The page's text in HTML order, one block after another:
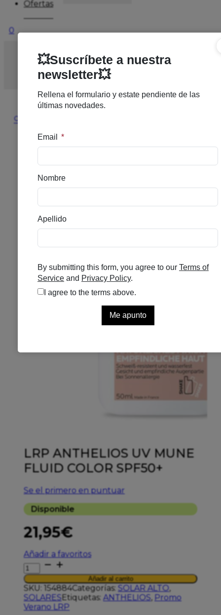
Ofertas
0
Inicio/SOLARES/SOLAR ALTO/LRP ANTHELIOS
UV MUNE FLUID COLOR SPF50+
🔍
LRP ANTHELIOS UV MUNE
FLUID COLOR SPF50+
Se el primero en puntuar
Disponible
21,95€
Añadir a favoritos
ANTHELIOS
UV
MUNE
FLUID
COLOR
Añadir al carrito
SKU: 154884Categorías: SOLAR ALTO,
SOLARESEtiquetas: ANTHELIOS, Promo
Verano LRP